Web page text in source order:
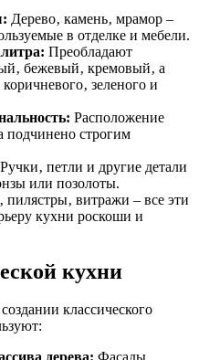
Дерево‚ камень‚ мрамор –
в отделке и мебели.
Преобладают
бежевый‚ кремовый‚ а
зеленого и
Расположение
подчинено строгим
Ручки‚ петли и другие детали
или позолоты.
пилястры‚ витражи – все эти
кухни роскоши и
кухни
классического